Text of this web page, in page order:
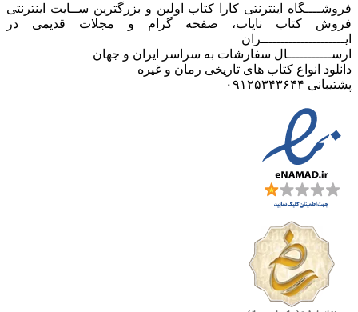
فروشــــگاه اینترنتی کارا کتاب اولین و بزرگترین ســایت اینترنتی
فروش کتاب نایاب، صفحه گرام و مجلات قدیمی در
ایـــــــــــــــــــــران
ارســـــــــــال سفارشات به سراسر ایران و جهان
دانلود انواع کتاب های تاریخی رمان و غیره
پشتیبانی ۰۹۱۲۵۳۴۳۶۴۴